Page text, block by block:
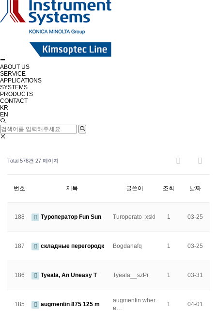
ABOUT US
SERVICE
APPLICATIONS
SYSTEMS
PRODUCTS
CONTACT
KR
EN
Total 578건 27 페이지
번호 제목 글쓴이 조회 날짜
188 Туроператор Fun Sun Turoperato_xskl 1 03-25
187 складные перегородк Bogdanafq 1 03-25
186 Tyeala, An Uneasy T Tyeala__szPr 1 03-31
185 augmentin 875 125 m
augmentin wher
e…
1 04-01